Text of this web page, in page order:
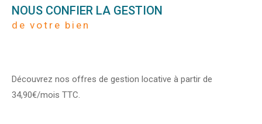
NOUS CONFIER LA GESTION
de votre bien
Découvrez nos offres de gestion locative à partir de
34,90€/mois TTC.